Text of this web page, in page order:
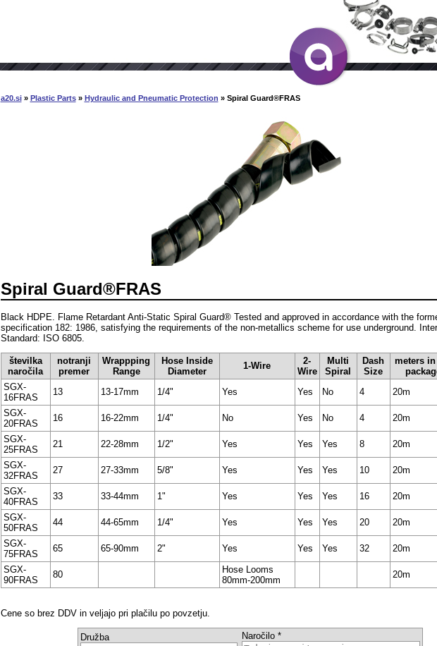
a20.si» Plastic Parts» Hydraulic and Pneumatic Protection » Spiral Guard®FRAS
Spiral Guard®FRAS
Black HDPE. Flame Retardant Anti-Static Spiral Guard® Tested and approved in accordance with the
specification 182: 1986, satisfying the requirements of the non-metallics scheme for use underground.
Standard: ISO 6805.
številka
naročila
notranji
premer
Wrappping
Range
Hose Inside
Diameter
1-Wire
2-
Wire
Multi
Spiral
Dash
Size
meters in
SGX-
16FRAS
13 13-17mm 1/4" Yes Yes No 4 20m
SGX-
20FRAS
16 16-22mm 1/4" No Yes No 4 20m
SGX-
25FRAS
21 22-28mm 1/2" Yes Yes Yes 8 20m
SGX-
32FRAS
27 27-33mm 5/8" Yes Yes Yes 10 20m
SGX-
40FRAS
33 33-44mm 1" Yes Yes Yes 16 20m
SGX-
50FRAS
44 44-65mm 1/4" Yes Yes Yes 20 20m
SGX-
75FRAS
65 65-90mm 2" Yes Yes Yes 32 20m
SGX-
90FRAS
80
Hose Looms
80mm-200mm
20m
Cene so brez DDV in veljajo pri plačilu po povzetju.
Družba Naročilo *